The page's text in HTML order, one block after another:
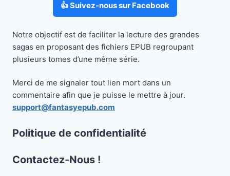
👍 Suivez-nous sur Facebook
Notre objectif est de faciliter la lecture des grandes
sagas en proposant des fichiers EPUB regroupant
plusieurs tomes d’une même série.
Merci de me signaler tout lien mort dans un
commentaire afin que je puisse le mettre à jour.
support@fantasyepub.com
Politique de confidentialité
Contactez-Nous !